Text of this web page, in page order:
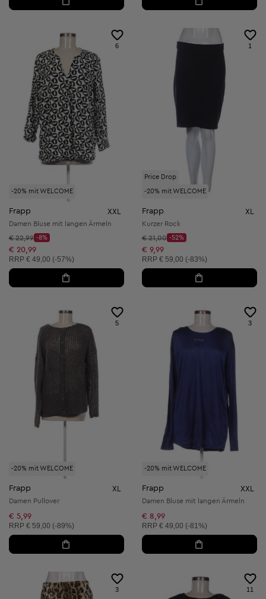
-20% mit WELCOME
6
Frapp XXL
Damen Bluse mit langen Ärmeln
Startpreis:
€ 22,99
Discount Price:
-8%
Reduzierter Preis:
€ 20,99
Unverbindliche Preisempfehlung:
RRP € 49,00 (-57%)
Price Drop
-20% mit WELCOME
1
Frapp XL
Kurzer Rock
Startpreis:
€ 21,00
Discount Price:
-52%
Reduzierter Preis:
€ 9,99
Unverbindliche Preisempfehlung:
RRP € 59,00 (-83%)
-20% mit WELCOME
5
Frapp XL
Damen Pullover
€ 5,99
Unverbindliche Preisempfehlung:
RRP € 59,00 (-89%)
-20% mit WELCOME
3
Frapp XXL
Damen Bluse mit langen Ärmeln
€ 8,99
Unverbindliche Preisempfehlung:
RRP € 49,00 (-81%)
3 11